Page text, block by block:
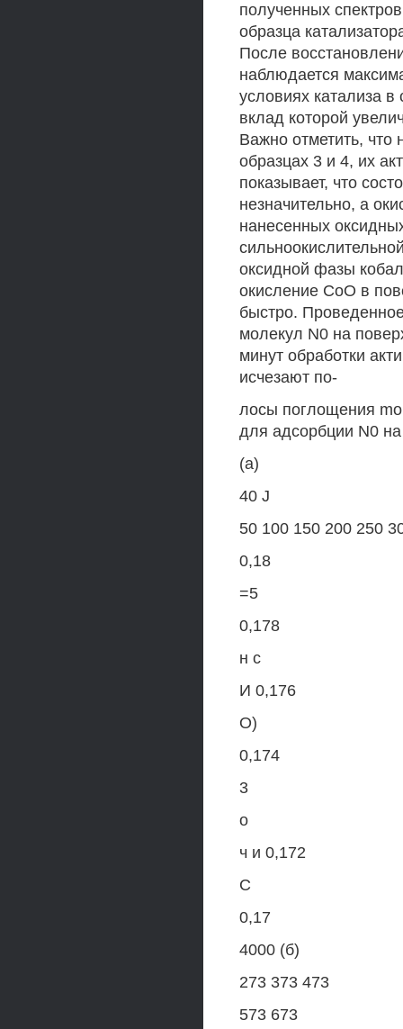
полученных
образца
После
наблюдается
условиях катализа
вклад которой
Важно отметить,
образцах 3 и 4, их
показывает, что
незначительно, а
нанесенных
оксидной фазы
окисление СоО в
быстро.
молекул N0 на
минут обработки
исчезают по-
лосы поглощения
для адсорбции N0
(а)
40 J
50 100 150 200 250
0,18
=5
0,178
н с
И 0,176
О)
0,174
3
о
ч и 0,172
С
0,17
4000 (б)
273 373 473
573 673